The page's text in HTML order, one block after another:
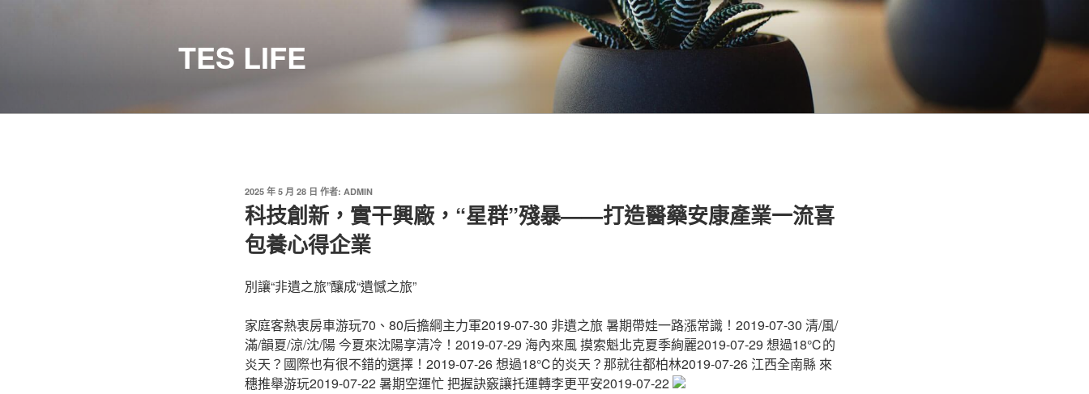
TES LIFE
發
佈
於
2025 年 5 月 28 日 作者: ADMIN
科技創新，實干興廠，“星群”殘暴——打造醫藥安康產業一流喜
包養心得企業
別讓“非遺之旅”釀成“遺憾之旅”
家庭客熱衷房車游玩70、80后擔綱主力軍2019-07-30 非遺之旅 暑期帶娃一路漲常識！2019-07-30 清/風/
滿/韻夏/涼/沈/陽 今夏來沈陽享清冷！2019-07-29 海內來風 摸索魁北克夏季絢麗2019-07-29 想過18℃的
炎天？國際也有很不錯的選擇！2019-07-26 想過18℃的炎天？那就往都柏林2019-07-26 江西全南縣 來
穗推舉游玩2019-07-22 暑期空運忙 把握訣竅讓托運轉李更平安2019-07-22